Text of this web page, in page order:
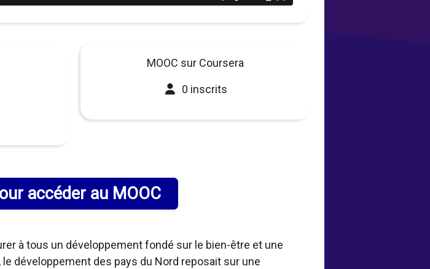
MOOC sur Coursera
0 inscrits
accéder au MOOC
à tous un développement fondé sur le bien-être et une
développement des pays du Nord reposait sur une